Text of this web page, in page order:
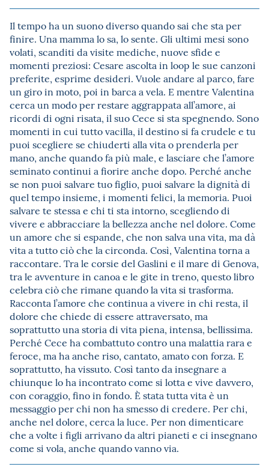
Il tempo ha un suono diverso quando sai che sta per
finire. Una mamma lo sa, lo sente. Gli ultimi mesi sono
volati, scanditi da visite mediche, nuove sfide e
momenti preziosi: Cesare ascolta in loop le sue canzoni
preferite, esprime desideri. Vuole andare al parco, fare
un giro in moto, poi in barca a vela. E mentre Valentina
cerca un modo per restare aggrappata all’amore, ai
ricordi di ogni risata, il suo Cece si sta spegnendo. Sono
momenti in cui tutto vacilla, il destino si fa crudele e tu
puoi scegliere se chiuderti alla vita o prenderla per
mano, anche quando fa più male, e lasciare che l’amore
seminato continui a fiorire anche dopo. Perché anche
se non puoi salvare tuo figlio, puoi salvare la dignità di
quel tempo insieme, i momenti felici, la memoria. Puoi
salvare te stessa e chi ti sta intorno, scegliendo di
vivere e abbracciare la bellezza anche nel dolore. Come
un amore che si espande, che non salva una vita, ma dà
vita a tutto ciò che la circonda. Così, Valentina torna a
raccontare. Tra le corsie del Gaslini e il mare di Genova,
tra le avventure in canoa e le gite in treno, questo libro
celebra ciò che rimane quando la vita si trasforma.
Racconta l’amore che continua a vivere in chi resta, il
dolore che chiede di essere attraversato, ma
soprattutto una storia di vita piena, intensa, bellissima.
Perché Cece ha combattuto contro una malattia rara e
feroce, ma ha anche riso, cantato, amato con forza. E
soprattutto, ha vissuto. Così tanto da insegnare a
chiunque lo ha incontrato come si lotta e vive davvero,
con coraggio, fino in fondo. È stata tutta vita è un
messaggio per chi non ha smesso di credere. Per chi,
anche nel dolore, cerca la luce. Per non dimenticare
che a volte i figli arrivano da altri pianeti e ci insegnano
come si vola, anche quando vanno via.